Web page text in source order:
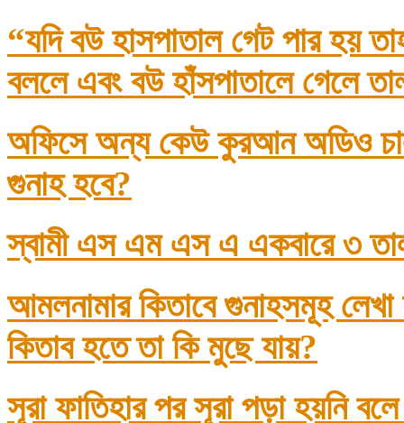
“যদি বউ হাসপাতাল গেট পার হয়
বললে এবং বউ হাঁসপাতালে গেলে
অফিসে অন্য কেউ কুরআন অডিও
গুনাহ হবে?
স্বামী এস এম এস এ একবারে ৩
আমলনামার কিতাবে গুনাহসমূহ
কিতাব হতে তা কি মুছে যায়?
সূরা ফাতিহার পর সূরা পড়া হয়নি